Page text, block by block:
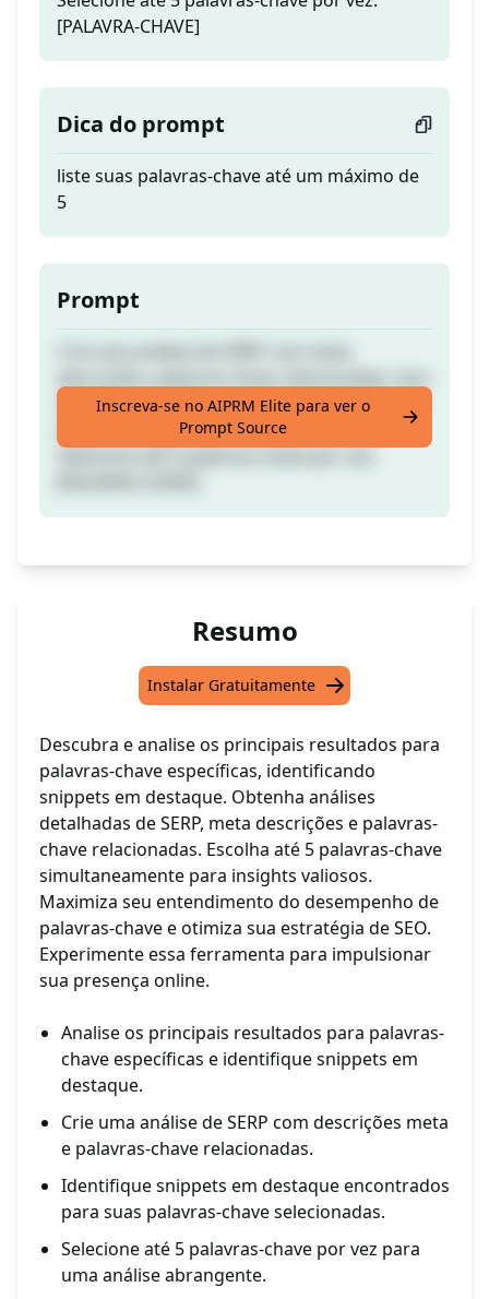
[PALAVRA-CHAVE]
Dica do prompt
liste suas palavras-chave até um máximo de
5
Prompt
identificará quaisquer trechos em destaque
encontrados para suas palavras-chave.
Inscreva-se no AIPRM Elite para ver o
Prompt Source
Resumo
Instalar Gratuitamente
Descubra e analise os principais resultados para
palavras-chave específicas, identificando
snippets em destaque. Obtenha análises
detalhadas de SERP, meta descrições e palavras-
chave relacionadas. Escolha até 5 palavras-chave
simultaneamente para insights valiosos.
Maximiza seu entendimento do desempenho de
palavras-chave e otimiza sua estratégia de SEO.
Experimente essa ferramenta para impulsionar
sua presença online.
Analise os principais resultados para palavras-
chave específicas e identifique snippets em
destaque.
Crie uma análise de SERP com descrições meta
e palavras-chave relacionadas.
Identifique snippets em destaque encontrados
para suas palavras-chave selecionadas.
Selecione até 5 palavras-chave por vez para
uma análise abrangente.